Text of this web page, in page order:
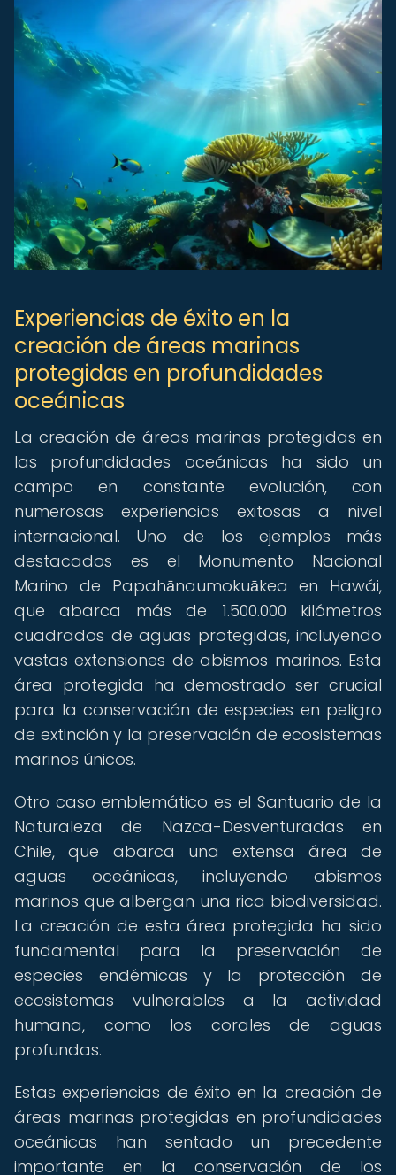
Experiencias de éxito en la
creación de áreas marinas
protegidas en profundidades
oceánicas
La creación de áreas marinas protegidas en
las profundidades oceánicas ha sido un
campo en constante evolución, con
numerosas experiencias exitosas a nivel
internacional. Uno de los ejemplos más
destacados es el Monumento Nacional
Marino de Papahānaumokuākea en Hawái,
que abarca más de 1.500.000 kilómetros
cuadrados de aguas protegidas, incluyendo
vastas extensiones de abismos marinos. Esta
área protegida ha demostrado ser crucial
para la conservación de especies en peligro
de extinción y la preservación de ecosistemas
marinos únicos.
Otro caso emblemático es el Santuario de la
Naturaleza de Nazca-Desventuradas en
Chile, que abarca una extensa área de
aguas oceánicas, incluyendo abismos
marinos que albergan una rica biodiversidad.
La creación de esta área protegida ha sido
fundamental para la preservación de
especies endémicas y la protección de
ecosistemas vulnerables a la actividad
humana, como los corales de aguas
profundas.
Estas experiencias de éxito en la creación de
áreas marinas protegidas en profundidades
oceánicas han sentado un precedente
importante en la conservación de los